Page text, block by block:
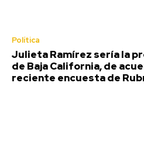
Política
Julieta Ramírez sería la
de Baja California, de
reciente encuesta de